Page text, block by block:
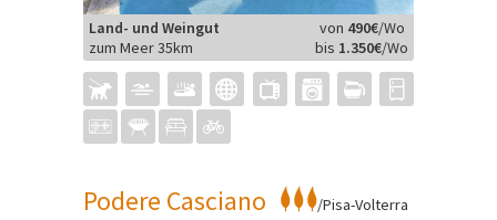
Land- und Weingut von 490€/Wo
bis 1.350€/Wo
zum Meer 35km
Podere Casciano
/Pisa-Volterra